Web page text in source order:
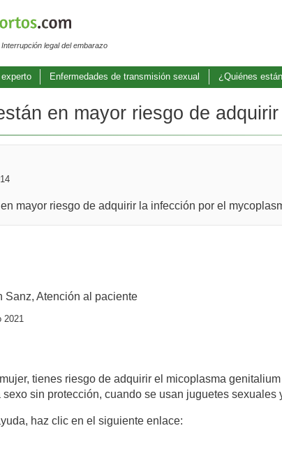
legal del embarazo
Enfermedades de transmisión sexual ¿Quiénes
en mayor riesgo de
mayor riesgo de adquirir la infección por el
Sanz, Atención al paciente
2021
tienes riesgo de adquirir el micoplasma
sin protección, cuando se usan juguetes sexuales
haz clic en el siguiente enlace: